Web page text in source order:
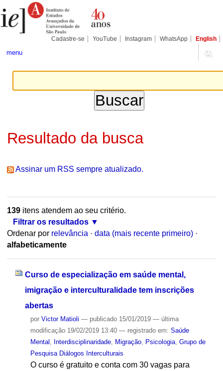
para
conteúdo.
Pessoais
Cadastre-se YouTube Instagram WhatsApp English
menu
Resultado da busca
Assinar um RSS sempre atualizado.
139itens atendem ao seu critério.
Filtrar os resultados
Ordenar por relevância · data (mais recente primeiro) ·
alfabeticamente
Curso de especialização em saúde mental,
imigração e interculturalidade tem inscrições
abertas
por Victor Matioli — publicado15/01/2019 — última
modificação19/02/2019 13:40 — registrado em: Saúde
Mental
Interdisciplinaridade, Migração, Psicologia, Grupo de
Pesquisa Diálogos Interculturais
O curso é gratuito e conta com 30 vagas para